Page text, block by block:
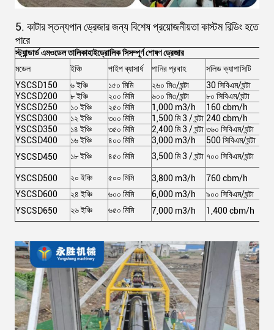
5. কাটার স্তন্যপান ড্রেজার জন্য বিশেষ প্রয়োজনীয়তা কাস্টম বিল্ডিং হতে
পারে
স্ট্যান্ডার্ড এমওডেল তালিকাহাইড্রোলিক সিসম্পূর্ণ শোষণ ড্রেজার
মডেল
ইঞ্চি পাইপ ব্যাসার্ধ পানির প্রবাহ সলিড ক্যাপাসিটি
YSCSD150
৬ ইঞ্চি ১৫০ মিমি ২৬০ মি৩/ঘন্টা 30 সিবিএম/ঘন্টা
YSCSD200
৮ ইঞ্চি ২০০ মিমি ৬০০ মি৩/ঘন্টা ৮০ সিবিএম/ঘন্টা
YSCSD250
১০ ইঞ্চি ২৫০ মিমি 1,000 m3/h 160 cbm/h
YSCSD300
১২ ইঞ্চি ৩০০ মিমি 1,500 মি 3 / ঘন্টা 240 cbm/h
YSCSD350
১৪ ইঞ্চি ৩৫০ মিমি 2,400 মি 3 / ঘন্টা ৩৬০ সিবিএম/ঘন্টা
YSCSD400
১৬ ইঞ্চি ৪০০ মিমি 3,000 m3/h 500 সিবিএম/ঘন্টা
YSCSD450
১৮ ইঞ্চি ৪৫০ মিমি 3,500 মি 3 / ঘন্টা ৭০০ সিবিএম/ঘন্টা
YSCSD500
২০ ইঞ্চি ৫০০ মিমি 3,800 m3/h 760 cbm/h
YSCSD600
২৪ ইঞ্চি ৬০০ মিমি 6,000 m3/h ৯০০ সিবিএম/ঘন্টা
YSCSD650
২৬ ইঞ্চি ৬৫০ মিমি 7,000 m3/h 1,400 cbm/h